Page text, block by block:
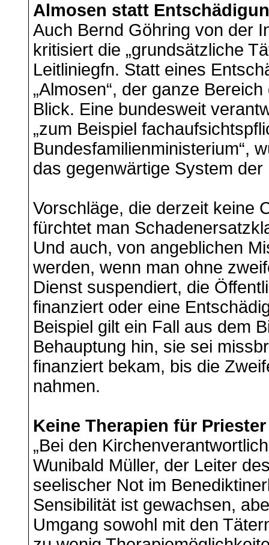
Almosen statt
Auch Bernd Göhring von der
kritisiert die „grundsätzliche
Leitliniegfn. Statt eines
„Almosen“, der ganze
Blick. Eine bundesweit
„zum Beispiel
Bundesfamilienministerium“,
das gegenwärtige System
Vorschläge, die derzeit keine
fürchtet man
Und auch, von angeblichen
werden, wenn man ohne
Dienst suspendiert, die
finanziert oder eine
Beispiel gilt ein Fall aus dem
Behauptung hin, sie sei
finanziert bekam, bis die
nahmen.
Keine Therapien für Priester
„Bei den
Wunibald Müller, der Leiter
seelischer Not im
Sensibilität ist gewachsen,
Umgang sowohl mit den